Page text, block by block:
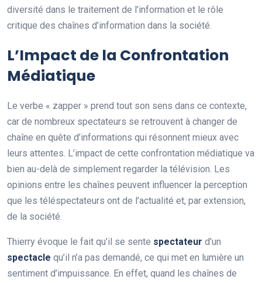
diversité dans le traitement de l’information et le rôle
critique des chaînes d’information dans la société.
L’Impact de la Confrontation
Médiatique
Le verbe « zapper » prend tout son sens dans ce contexte,
car de nombreux spectateurs se retrouvent à changer de
chaîne en quête d’informations qui résonnent mieux avec
leurs attentes. L’impact de cette confrontation médiatique va
bien au-delà de simplement regarder la télévision. Les
opinions entre les chaînes peuvent influencer la perception
que les téléspectateurs ont de l’actualité et, par extension,
de la société.
Thierry évoque le fait qu’il se sente spectateur d’un
spectacle qu’il n’a pas demandé, ce qui met en lumière un
sentiment d’impuissance. En effet, quand les chaînes de